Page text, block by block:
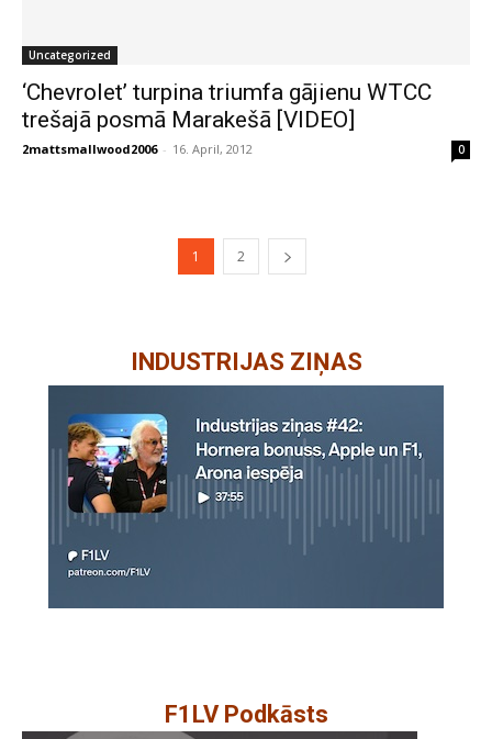
Uncategorized
‘Chevrolet’ turpina triumfa gājienu WTCC
trešajā posmā Marakešā [VIDEO]
2mattsmallwood2006 - 16. April, 2012 0
1 2
INDUSTRIJAS ZIŅAS
F1LV Podkāsts